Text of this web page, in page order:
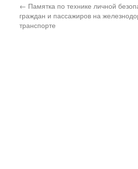
← Памятка по технике личной
граждан и пассажиров на
транспорте